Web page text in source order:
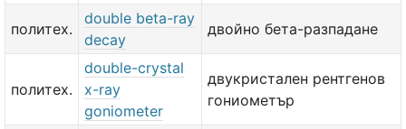
политех.
double beta-ray
decay
двойно бета-разпадане
политех.
double-crystal
x-ray
goniometer
двукристален рентгенов
гониометър